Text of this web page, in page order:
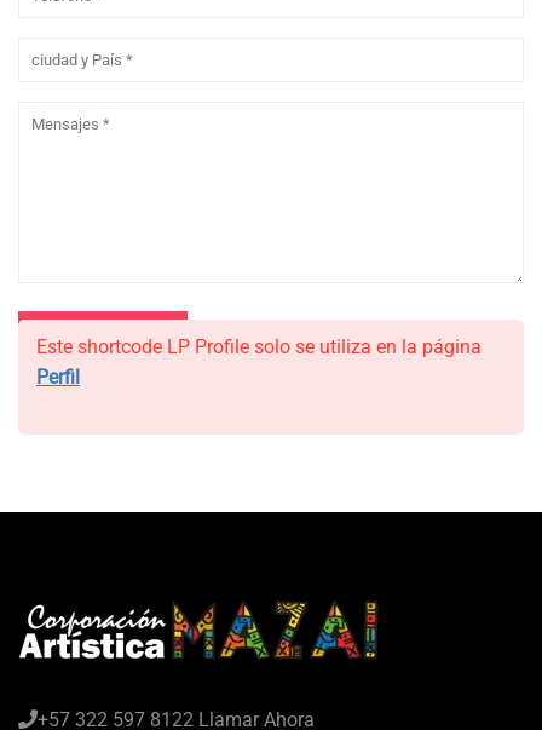
Este shortcode LP Profile solo se utiliza en la página
Perfil
+57 322 597 8122 Llamar Ahora